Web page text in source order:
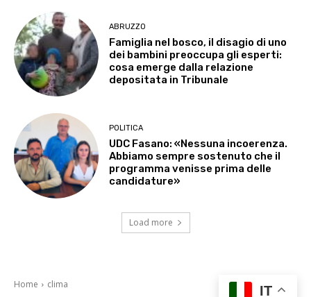
ABRUZZO
Famiglia nel bosco, il disagio di uno
dei bambini preoccupa gli esperti:
cosa emerge dalla relazione
depositata in Tribunale
POLITICA
UDC Fasano: «Nessuna incoerenza.
Abbiamo sempre sostenuto che il
programma venisse prima delle
candidature»
Load more